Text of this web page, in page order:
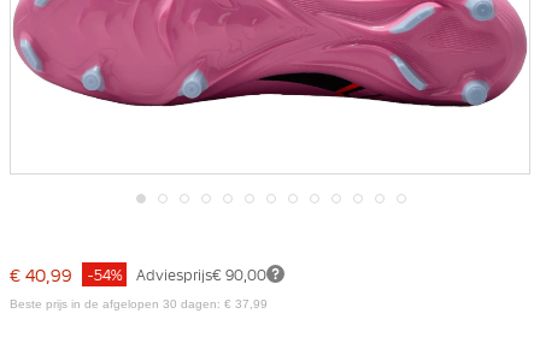
begin
van
€ 40,99 Adviesprijs€ 90,00
-54%
Beste prijs in de afgelopen 30 dagen: € 37,99